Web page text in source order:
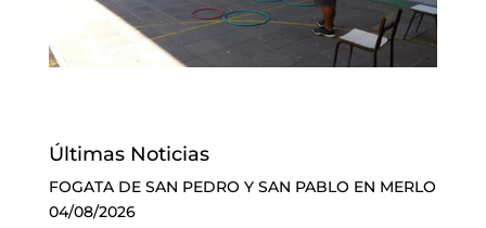
Últimas Noticias
FOGATA DE SAN PEDRO Y SAN PABLO EN MERLO
04/08/2026